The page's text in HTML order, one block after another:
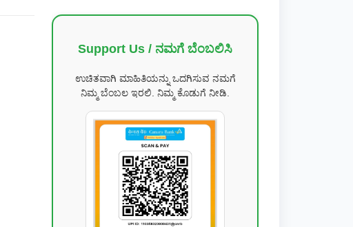
Support Us / ನಮಗೆ ಬೆಂಬಲಿಸಿ
ಉಚಿತವಾಗಿ ಮಾಹಿತಿಯನ್ನು ಒದಗಿಸುವ ನಮಗೆ
ನಿಮ್ಮ ಬೆಂಬಲ ಇರಲಿ. ನಿಮ್ಮ ಕೊಡುಗೆ ನೀಡಿ.